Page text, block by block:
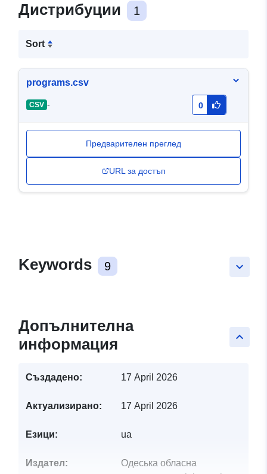
Дистрибуции 1
Sort
programs.csv
CSV - 0
Предварителен преглед
URL за достъп
keyboard_arrow_down
Keywords 9
keyboard_arrow_up
Допълнителна
информация
Създадено: 17 April 2026
Актуализирано: 17 April 2026
Езици: ua
Издател:
Одеська обласна